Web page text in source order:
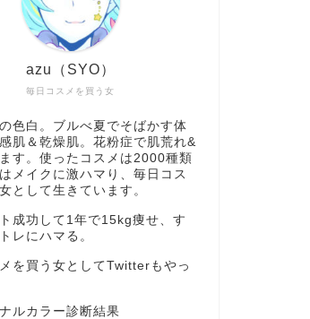
毎日コスメを買う女
azu（SYO）
色白。ブルべ夏でそばかす体
肌＆乾燥肌。花粉症で肌荒れ&
す。使ったコスメは2000種類
メイクに激ハマり、毎日コス
として生きています。
成功して1年で15kg痩せ、す
レにハマる。
を買う女としてTwitterもやっ
ルカラー診断結果